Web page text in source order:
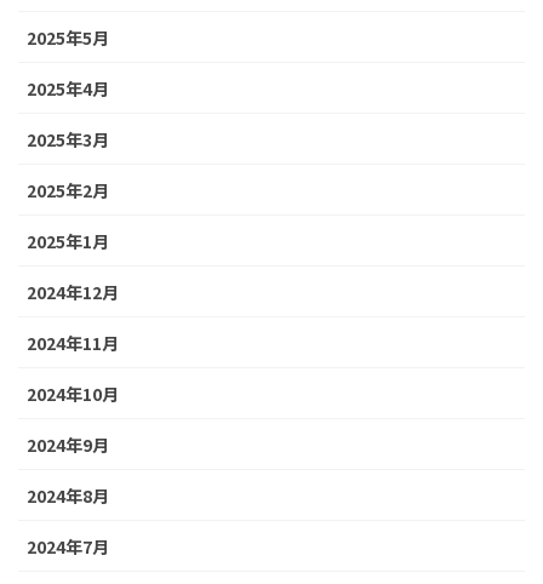
2025年5月
2025年4月
2025年3月
2025年2月
2025年1月
2024年12月
2024年11月
2024年10月
2024年9月
2024年8月
2024年7月